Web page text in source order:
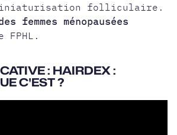
folliculaire.
femmes ménopausées
FPHL.
: HAIRDEX :
C'EST ?